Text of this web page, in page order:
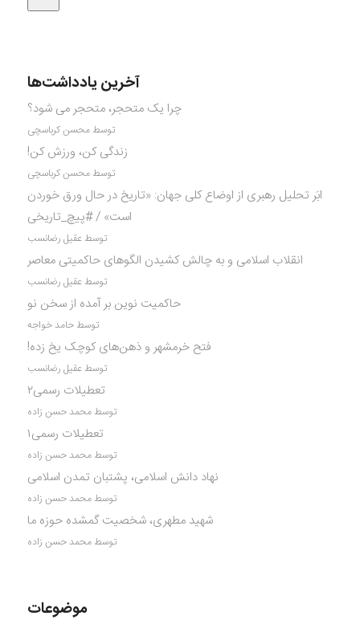
آخرین یادداشت‌ها
چرا یک متحجر، متحجر می شود؟
توسط محسن کرباسچی
زندگی کن، ورزش کن!
توسط محسن کرباسچی
ابَر تحلیل رهبری از اوضاع کلی جهان: «تاریخ در حال ورق خوردن
است» / #پیچ_تاریخی
توسط عقیل رضانسب
انقلاب اسلامی و به چالش کشیدن الگوهای حاکمیتی معاصر
توسط عقیل رضانسب
حاکمیت نوین بر آمده از سخن نو
توسط حامد خواجه
فتح خرمشهر و ذهن‌های کوچک یخ زده!
توسط عقیل رضانسب
تعطیلات رسمی۲
توسط محمد حسن زاده
تعطیلات رسمی۱
توسط محمد حسن زاده
نهاد دانش اسلامی، پشتبان تمدن اسلامی
توسط محمد حسن زاده
شهید مطهری، شخصیت گمشده حوزه ما
توسط محمد حسن زاده
موضوعات